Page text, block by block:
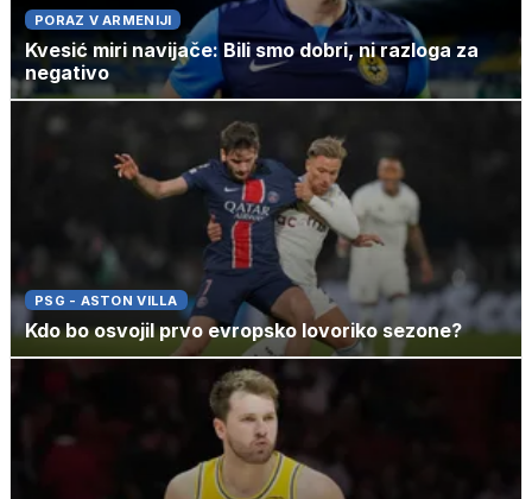
PORAZ V ARMENIJI
Kvesić miri navijače: Bili smo dobri, ni razloga za
negativo
PSG - ASTON VILLA
Kdo bo osvojil prvo evropsko lovoriko sezone?